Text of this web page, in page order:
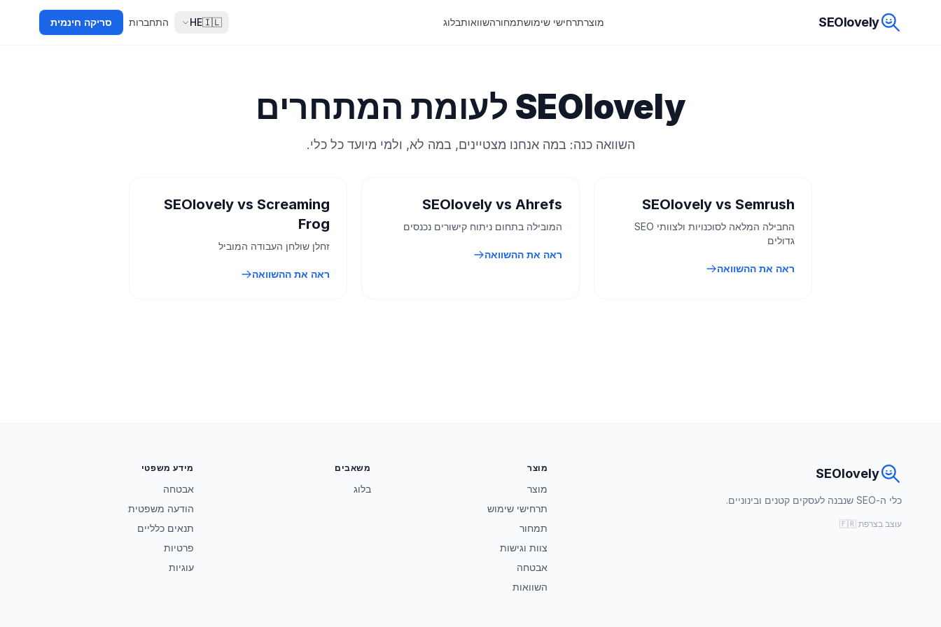
SEOlovely מוצרתרחישי שימושתמחורהשוואותבלוג 🇮🇱
HE התחברות סריקה חינמית
SEOlovely לעומת המתחרים
השוואה כנה: במה אנחנו מצטיינים, במה לא, ולמי מיועד כל כלי.
SEOlovely vs Semrush
החבילה המלאה לסוכנויות ולצוותי SEO
גדולים
ראה את ההשוואה
SEOlovely vs Ahrefs
המובילה בתחום ניתוח קישורים נכנסים
ראה את ההשוואה
SEOlovely vs Screaming
Frog
זחלן שולחן העבודה המוביל
ראה את ההשוואה
SEOlovely
כלי ה-SEO שנבנה לעסקים קטנים ובינוניים.
עוצב בצרפת 🇫🇷
מוצר
מוצר
תרחישי שימוש
תמחור
צוות וגישות
אבטחה
השוואות
משאבים
בלוג
מידע משפטי
אבטחה
הודעה משפטית
תנאים כלליים
פרטיות
עוגיות